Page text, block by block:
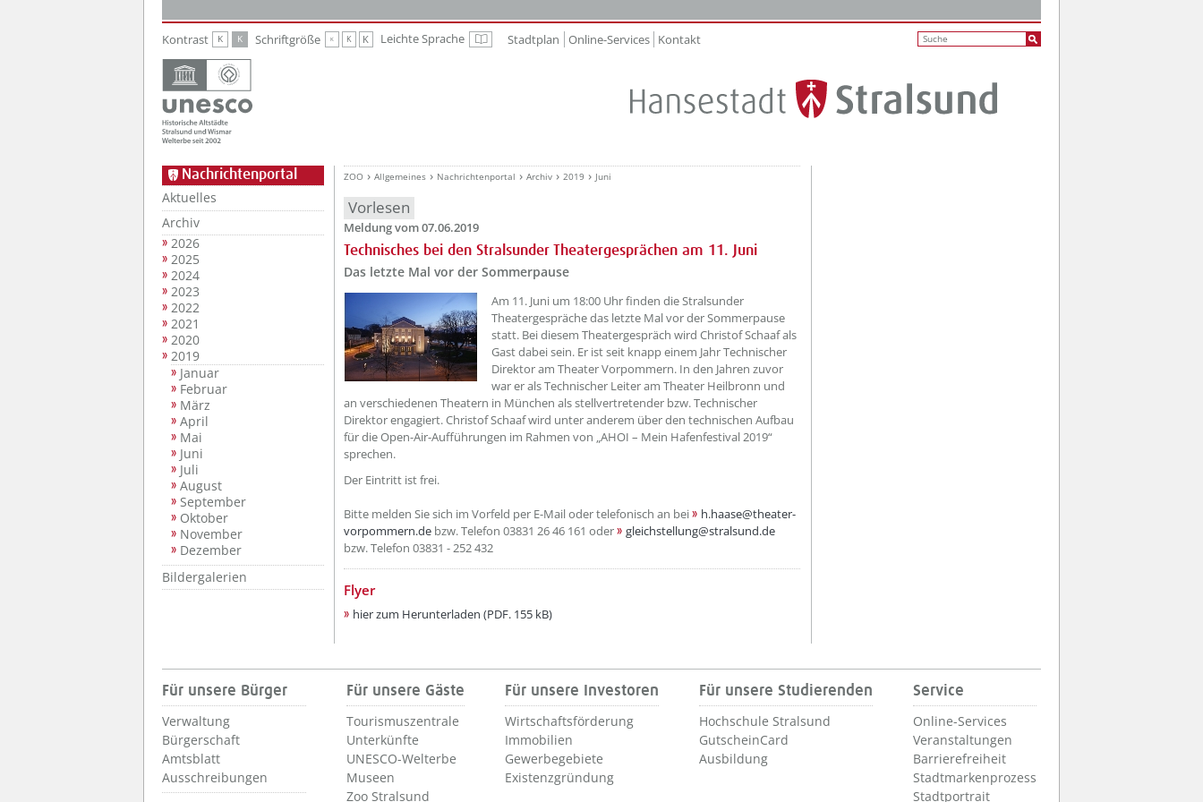
Kontrast K K Schriftgröße K K K Leichte Sprache Leichte Sprache
Stadtplan Online-Services Kontakt
Nachrichtenportal
Aktuelles
Archiv
2026
2025
2024
2023
2022
2021
2020
2019
Januar
Februar
März
April
Mai
Juni
Juli
August
September
Oktober
November
Dezember
Bildergalerien
ZOO Allgemeines Nachrichtenportal Archiv 2019 Juni
Vorlesen
Meldung vom 07.06.2019
Technisches bei den Stralsunder Theatergesprächen am 11. Juni
Das letzte Mal vor der Sommerpause
Am 11. Juni um 18:00 Uhr finden die Stralsunder
Theatergespräche das letzte Mal vor der Sommerpause
statt. Bei diesem Theatergespräch wird Christof Schaaf als
Gast dabei sein. Er ist seit knapp einem Jahr Technischer
Direktor am Theater Vorpommern. In den Jahren zuvor
war er als Technischer Leiter am Theater Heilbronn und
an verschiedenen Theatern in München als stellvertretender bzw. Technischer
Direktor engagiert. Christof Schaaf wird unter anderem über den technischen Aufbau
für die Open-Air-Aufführungen im Rahmen von „AHOI – Mein Hafenfestival 2019“
sprechen.
Der Eintritt ist frei.
Bitte melden Sie sich im Vorfeld per E-Mail oder telefonisch an bei
h.haase@theater-
vorpommern.de bzw. Telefon 03831 26 46 161 oder
gleichstellung@stralsund.de
bzw. Telefon 03831 - 252 432
Flyer
hier zum Herunterladen (PDF. 155 kB)
Für unsere Bürger
Verwaltung
Bürgerschaft
Amtsblatt
Ausschreibungen
Für unsere Gäste
Tourismuszentrale
Unterkünfte
UNESCO-Welterbe
Museen
Zoo Stralsund
Für unsere Investoren
Wirtschaftsförderung
Immobilien
Gewerbegebiete
Existenzgründung
Für unsere Studierenden
Hochschule Stralsund
GutscheinCard
Ausbildung
Service
Online-Services
Veranstaltungen
Barrierefreiheit
Stadtmarkenprozess
Stadtportrait